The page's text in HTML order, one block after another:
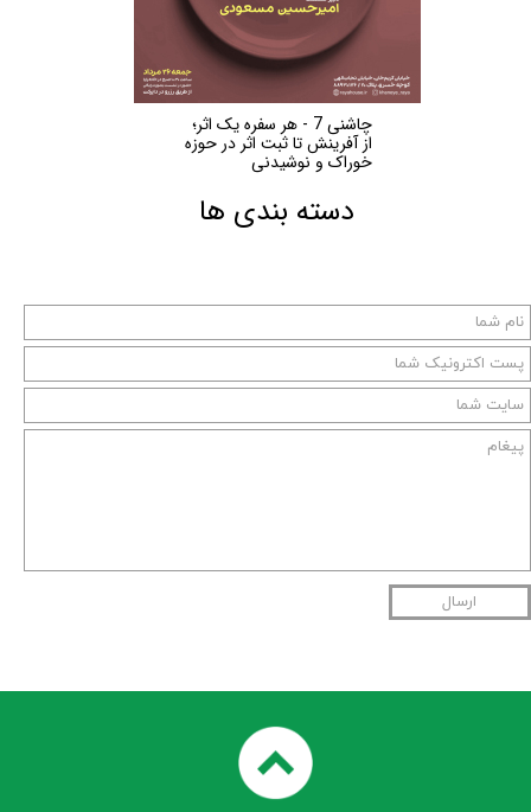
ارسال
چاشنی 7 - هر سفره یک اثر؛
از آفرینش تا ثبت اثر در حوزه
خوراک و نوشیدنی
دسته بندی ها